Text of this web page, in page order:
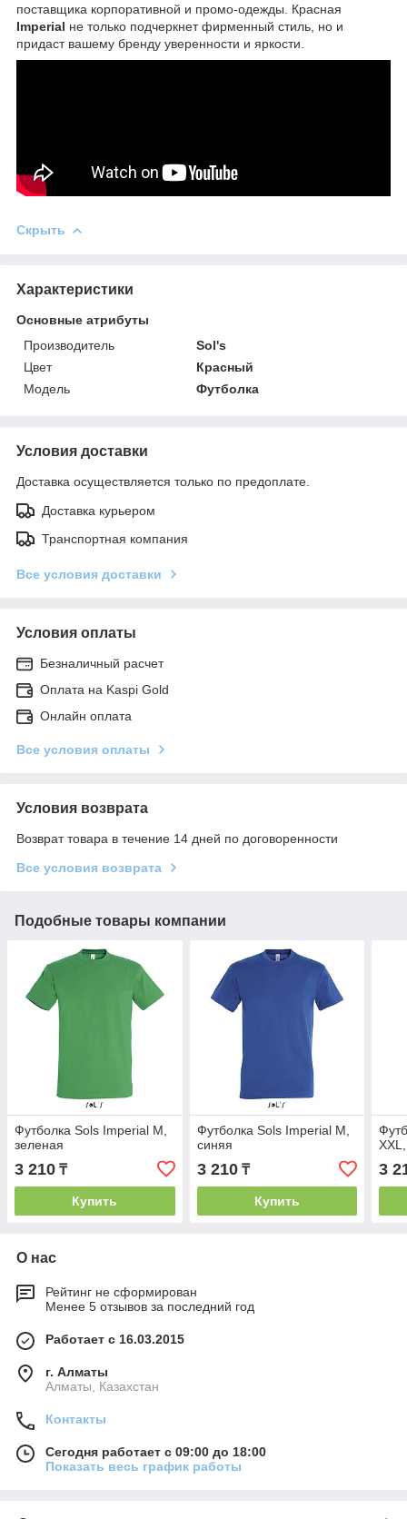
поставщика корпоративной и промо-одежды. Красная
Imperial не только подчеркнет фирменный стиль, но и
придаст вашему бренду уверенности и яркости.
Скрыть
Характеристики
Основные атрибуты
Производитель
Sol's
Цвет
Красный
Мoдель
Футболка
Условия доставки
Доставка осуществляется только по предоплате.
Доставка курьером
Транспортная компания
Все условия доставки
Условия оплаты
Безналичный расчет
Оплата на Kaspi Gold
Онлайн оплата
Все условия оплаты
Условия возврата
Возврат товара в течение 14 дней по договоренности
Все условия возврата
Подобные товары компании
Футболка Sols Imperial M,
зеленая
3 210 ₸
Купить
Футболка Sols Imperial M,
синяя
3 210₸
Купить
3
О нас
Рейтинг не сформирован
Менее 5 отзывов за последний год
Работает с 16.03.2015
г. Алматы
Алматы, Казахстан
Контакты
Сегодня работает с 09:00 до 18:00
Показать весь график работы